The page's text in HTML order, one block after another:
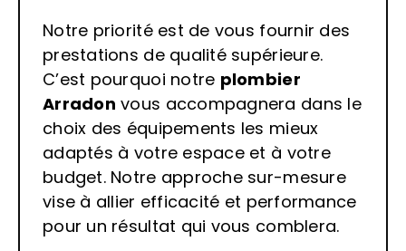
Notre priorité est de vous fournir des
prestations de qualité supérieure.
C’est pourquoi notre plombier
Arradon vous accompagnera dans le
choix des équipements les mieux
adaptés à votre espace et à votre
budget. Notre approche sur-mesure
vise à allier efficacité et performance
pour un résultat qui vous comblera.